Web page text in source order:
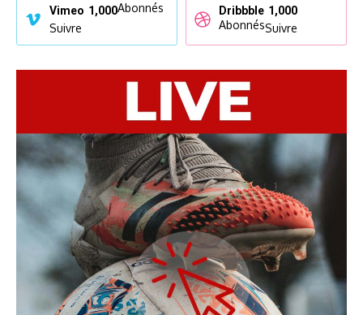
Vimeo 1,000Abonnés
Suivre
Dribbble 1,000
AbonnésSuivre